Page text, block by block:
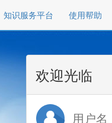
知识服务平台 使用帮助
欢迎光临